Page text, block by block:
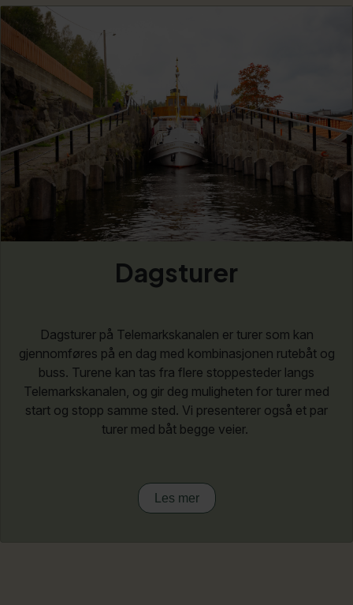
Dagsturer
Dagsturer på Telemarkskanalen er turer som kan
gjennomføres på en dag med kombinasjonen rutebåt og
buss. Turene kan tas fra flere stoppesteder langs
Telemarkskanalen, og gir deg muligheten for turer med
start og stopp samme sted. Vi presenterer også et par
turer med båt begge veier.
Les mer